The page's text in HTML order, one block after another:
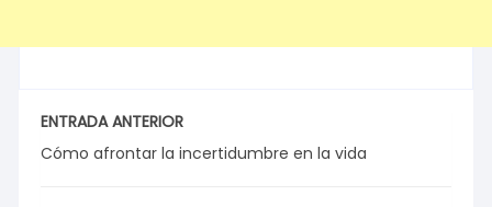
ENTRADA ANTERIOR
Cómo afrontar la incertidumbre en la vida